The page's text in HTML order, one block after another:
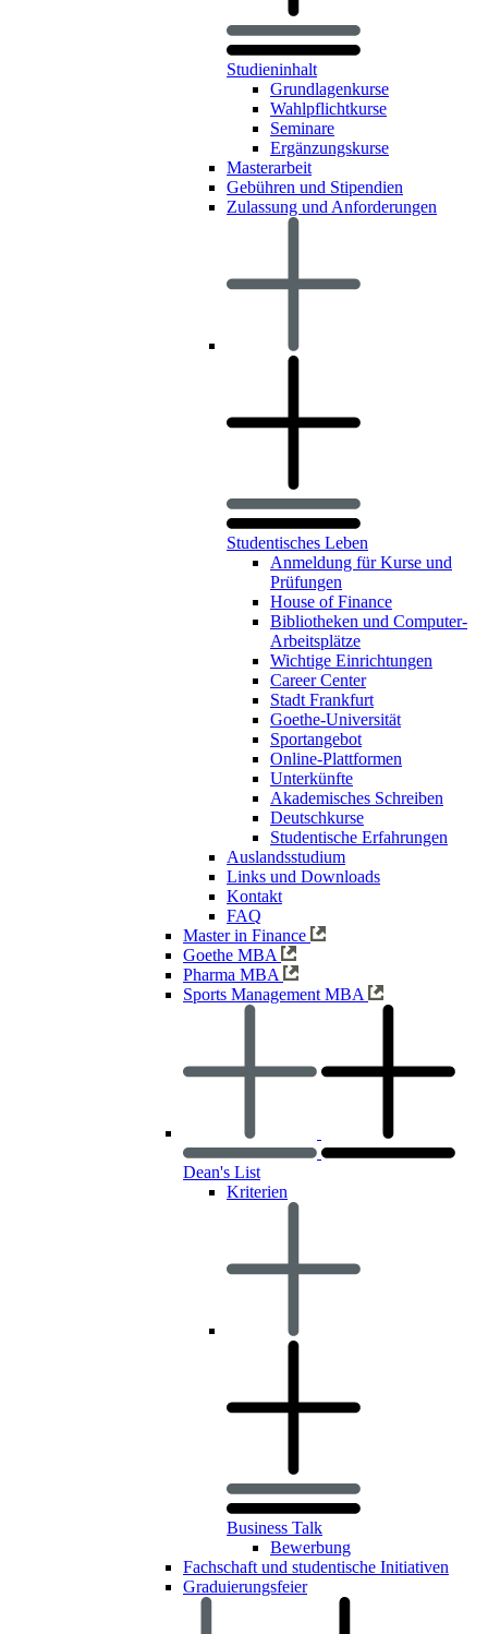
Studieninhalt
Grundlagenkurse
Wahlpflichtkurse
Seminare
Ergänzungskurse
Masterarbeit
Gebühren und Stipendien
Zulassung und Anforderungen
Studentisches Leben
Anmeldung für Kurse und
Prüfungen
House of Finance
Bibliotheken und Computer-
Arbeitsplätze
Wichtige Einrichtungen
Career Center
Stadt Frankfurt
Goethe-Universität
Sportangebot
Online-Plattformen
Unterkünfte
Akademisches Schreiben
Deutschkurse
Studentische Erfahrungen
Auslandsstudium
Links und Downloads
Kontakt
FAQ
Master in Finance
Goethe MBA
Pharma MBA
Sports Management MBA
Dean's List
Kriterien
Business Talk
Bewerbung
Fachschaft und studentische Initiativen
Graduierungsfeier